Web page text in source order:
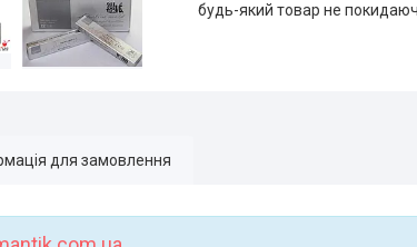
будь-який товар не
для замовлення